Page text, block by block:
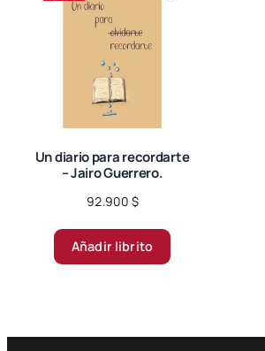
Un diario para recordarte
– Jairo Guerrero.
92.900 $
Añadir librito